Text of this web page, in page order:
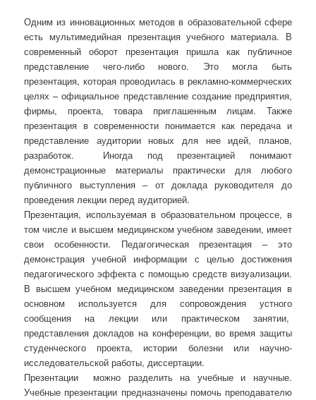
Одним из инновационных методов в образовательной сфере
есть мультимедийная презентация учебного материала. В
современный оборот презентация пришла как публичное
представление чего-либо нового. Это могла быть
презентация, которая проводилась в рекламно-коммерческих
целях – официальное представление создание предприятия,
фирмы, проекта, товара приглашенным лицам. Также
презентация в современности понимается как передача и
представление аудитории новых для нее идей, планов,
разработок. Иногда под презентацией понимают
демонстрационные материалы практически для любого
публичного выступления – от доклада руководителя до
проведения лекции перед аудиторией.
Презентация, используемая в образовательном процессе, в
том числе и высшем медицинском учебном заведении, имеет
свои особенности. Педагогическая презентация – это
демонстрация учебной информации с целью достижения
педагогического эффекта с помощью средств визуализации.
В высшем учебном медицинском заведении презентация в
основном используется для сопровождения устного
сообщения на лекции или практическом занятии,
представления докладов на конференции, во время защиты
студенческого проекта, истории болезни или научно-
исследовательской работы, диссертации.
Презентации можно разделить на учебные и научные.
Учебные презентации предназначены помочь преподавателю